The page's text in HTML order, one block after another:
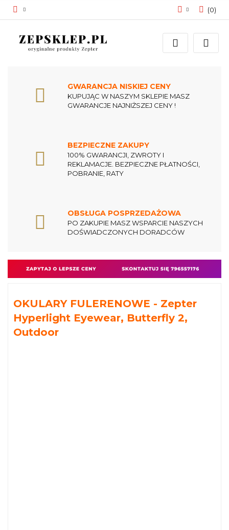
Zaloguj się
Zarejestruj się
(0)
GWARANCJA NISKIEJ CENY
KUPUJĄC W NASZYM SKLEPIE MASZ
GWARANCJE NAJNIŻSZEJ CENY !
BEZPIECZNE ZAKUPY
100% GWARANCJI, ZWROTY I
REKLAMACJE. BEZPIECZNE PŁATNOŚCI,
POBRANIE, RATY
OBSŁUGA POSPRZEDAŻOWA
PO ZAKUPIE MASZ WSPARCIE NASZYCH
DOŚWIADCZONYCH DORADCÓW
OKULARY FULERENOWE - Zepter
Hyperlight Eyewear, Butterfly 2,
Outdoor